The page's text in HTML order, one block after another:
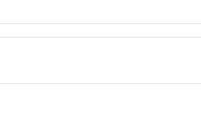
気持ちの良い対応を心がけて参ります